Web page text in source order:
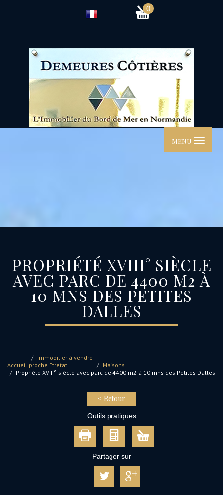
0
MENU
PROPRIÉTÉ XVIII° SIÈCLE
AVEC PARC DE 4400 M2 À
10 MNS DES PETITES
DALLES
Accueil
Immobilier à vendre
proche Etretat
Maisons
Propriété XVIII° siècle avec parc de 4400 m2 à 10 mns des Petites Dalles
< Retour
Outils pratiques
Partager sur